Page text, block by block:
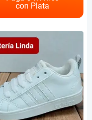
variantes.
Las
se
pueden
elegir
en
la
página
de
producto
con Plata